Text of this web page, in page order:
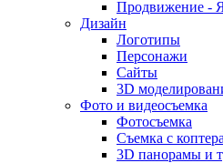
Продвижение -
Дизайн
Логотипы
Персонажи
Сайты
3D
Фото и видеосъемка
Фотосъемка
Съемка с коптера
3D панорамы и